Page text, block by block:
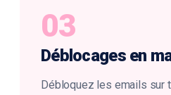
03
Déblocages en
Débloquez les emails sur